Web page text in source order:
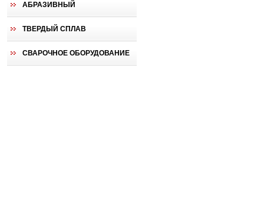
АБРАЗИВНЫЙ
ТВЕРДЫЙ СПЛАВ
СВАРОЧНОЕ ОБОРУДОВАНИЕ